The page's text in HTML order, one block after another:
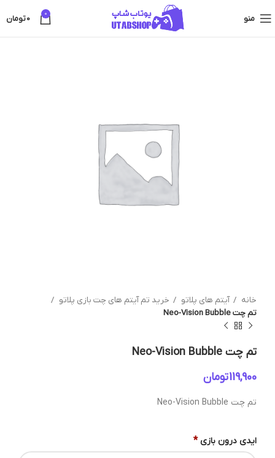
منو 0
0تومان
خانه آیتم های پلاتو
خرید تم آیتم های چت بازی پلاتو
تم چت Neo-Vision Bubble
تم چت Neo-Vision Bubble
تومان
تم چت Neo-Vision Bubble
ایدی درون بازی *